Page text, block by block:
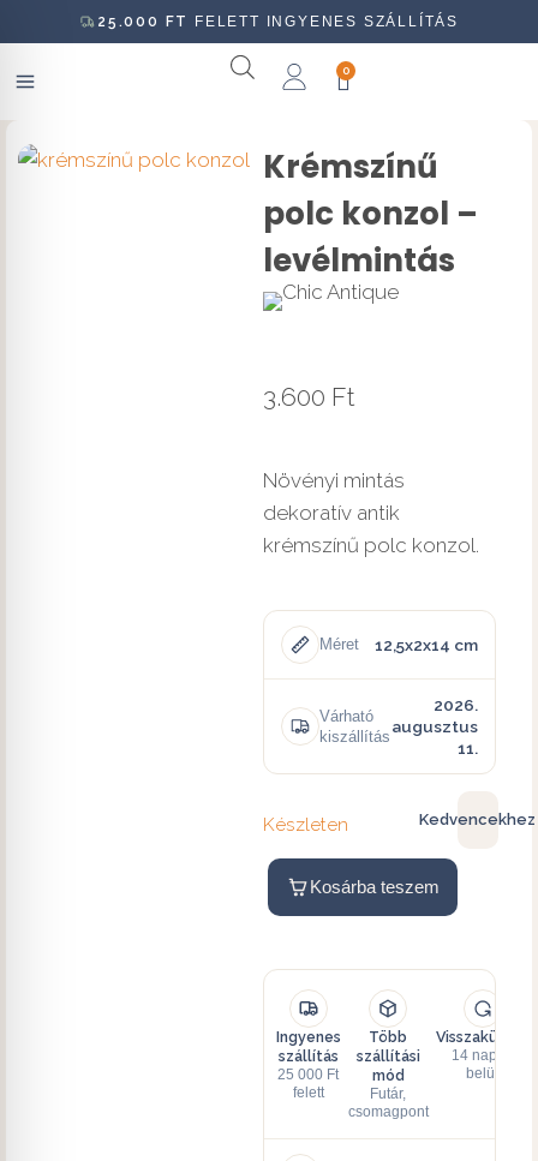
25.000 FT FELETT INGYENES SZÁLLÍTÁS
0
Krémszínű
polc konzol –
levélmintás
3.600 Ft
Növényi mintás
dekoratív antik
krémszínű polc konzol.
Méret 12,5x2x14 cm
Várható
kiszállítás
2026.
augusztus
11.
Készleten
Kosárba teszem
Kedvencekhez
Ingyenes
szállítás
25 000 Ft
felett
Több
szállítási
mód
Futár,
csomagpont
Visszaküldés
14 napon
belül